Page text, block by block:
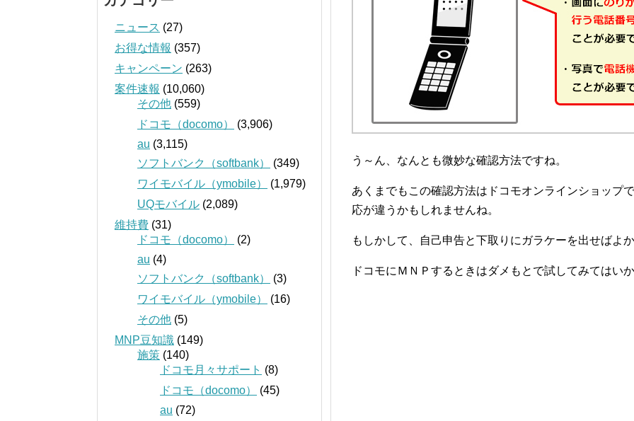
う～ん、なんとも微妙な確認方法ですね。
あくまでもこの確認方法はドコモオンラインショップ
応が違うかもしれませんね。
もしかして、自己申告と下取りにガラケーを出せばよ
ドコモにＭＮＰするときはダメもとで試してみてはい
ニュース (27)
お得な情報 (357)
キャンペーン (263)
案件速報 (10,060)
その他 (559)
ドコモ（docomo）
(3,906)
au (3,115)
ソフトバンク（softbank）
(349)
ワイモバイル（ymobile）
(1,979)
UQモバイル (2,089)
維持費 (31)
ドコモ（docomo）
(2)
au (4)
ソフトバンク（softbank）
(3)
ワイモバイル（ymobile）
(16)
その他 (5)
MNP豆知識 (149)
施策 (140)
ドコモ月々サポート (8)
ドコモ（docomo）
(45)
au (72)